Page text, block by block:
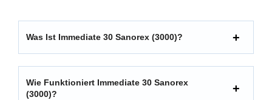
Was Ist Immediate 30 Sanorex (3000)?
Wie Funktioniert Immediate 30 Sanorex
(3000)?